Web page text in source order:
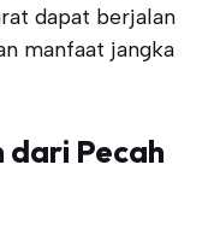
dapat berjalan
manfaat jangka
dari Pecah